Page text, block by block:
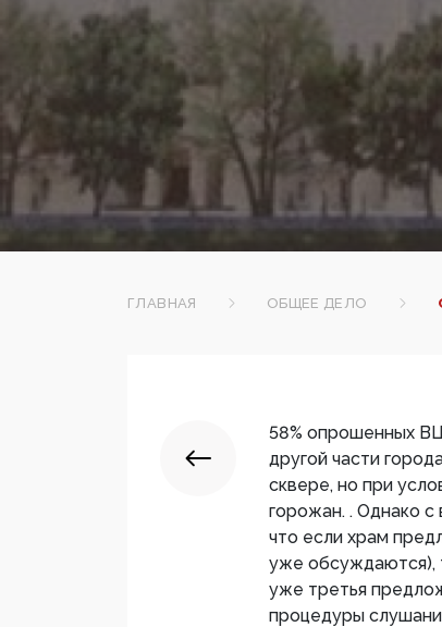
ГЛАВНАЯ ОБЩЕЕ ДЕЛО
58% опрошенных
другой части
сквере, но при
горожан. . Однако
что если храм
уже обсуждаются),
уже третья
процедуры